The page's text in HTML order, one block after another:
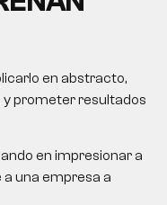
en abstracto,
y prometer resultados
en impresionar a
una empresa a